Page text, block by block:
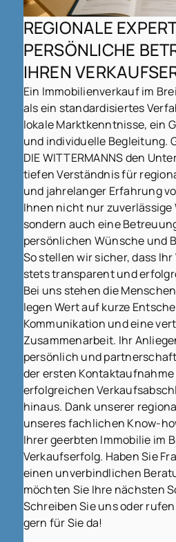
REGIONALE
PERSÖNLICHE
IHREN
Ein Immobilienverkauf im
als ein standardisiertes
lokale Marktkenntnisse, ein
und individuelle Begleitung.
DIE WITTERMANNS den
tiefen Verständnis für
und jahrelanger Erfahrung
Ihnen nicht nur
sondern auch eine
persönlichen Wünsche und
So stellen wir sicher, dass
stets transparent und
Bei uns stehen die
legen Wert auf kurze
Kommunikation und eine
Zusammenarbeit. Ihr
persönlich und
der ersten Kontaktaufnahme
erfolgreichen
hinaus. Dank unserer
unseres fachlichen Know-
Ihrer geerbten Immobilie im
Verkaufserfolg. Haben Sie
einen unverbindlichen
möchten Sie Ihre nächsten
Schreiben Sie uns oder
gern für Sie da!